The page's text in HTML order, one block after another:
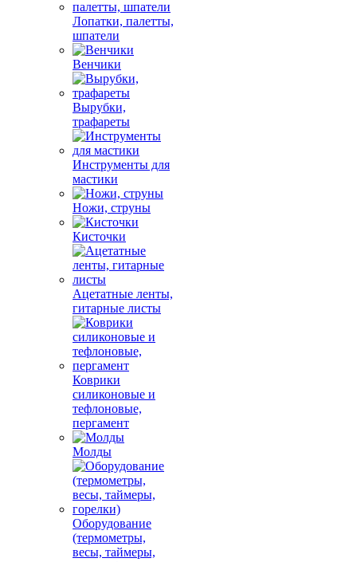
Лопатки, палетты,
шпатели
Венчики
Вырубки,
трафареты
Инструменты для
мастики
Ножи, струны
Кисточки
Ацетатные ленты,
гитарные листы
Коврики
силиконовые и
тефлоновые,
пергамент
Молды
Оборудование
(термометры,
весы, таймеры,